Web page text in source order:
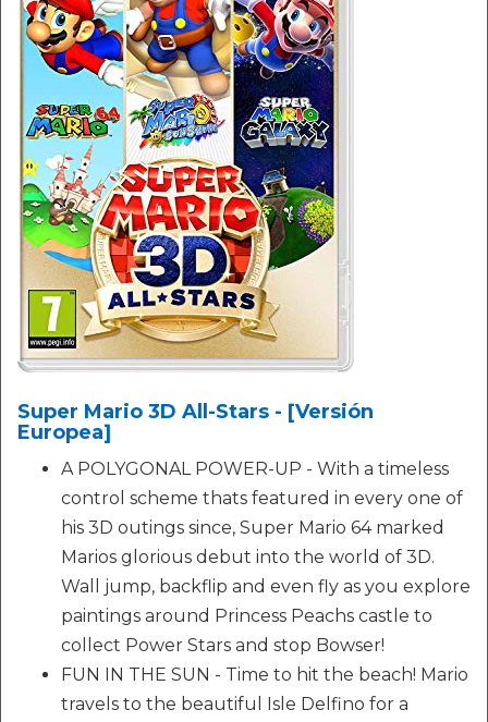
Super Mario 3D All-Stars - [Versión
Europea]
A POLYGONAL POWER-UP - With a timeless
control scheme thats featured in every one of
his 3D outings since, Super Mario 64 marked
Marios glorious debut into the world of 3D.
Wall jump, backflip and even fly as you explore
paintings around Princess Peachs castle to
collect Power Stars and stop Bowser!
FUN IN THE SUN - Time to hit the beach! Mario
travels to the beautiful Isle Delfino for a